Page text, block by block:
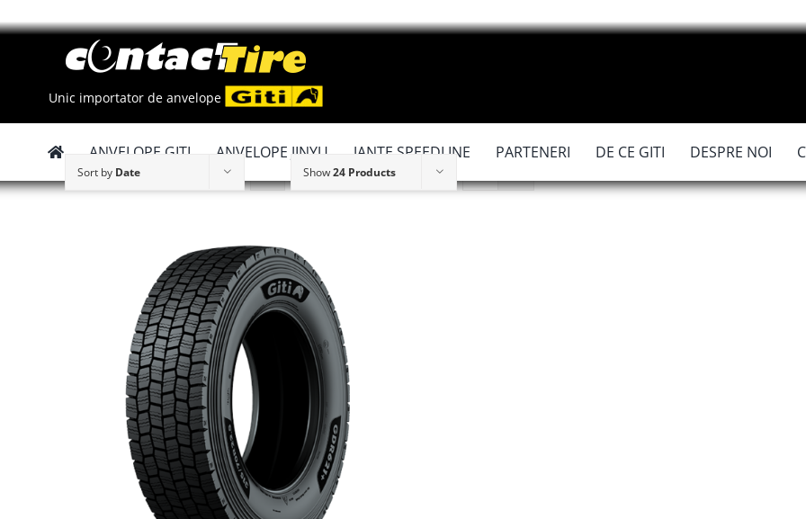
to
Unic importator de anvelope
ANVELOPE GITI ANVELOPE JINYU JANTE SPEEDLINE PARTENERI DE CE GITI DESPRE NOI
Sort by Date Show24 Products